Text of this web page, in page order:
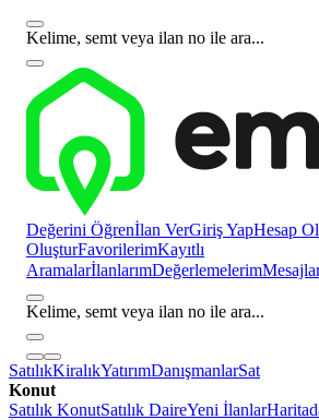
Kelime, semt veya ilan no ile ara...
Değerini Öğrenİlan VerGiriş YapHesap
OluşturFavorilerimKayıtlı
AramalarİlanlarımDeğerlemelerim
Kelime, semt veya ilan no ile ara...
SatılıkKiralıkYatırımDanışmanlarSat
Konut
Satılık KonutSatılık DaireYeni İlanlar